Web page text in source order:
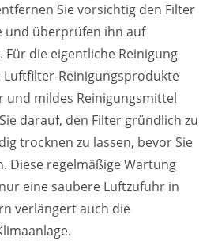
Sie vorsichtig den Filter
und überprüfen ihn auf
Für die eigentliche Reinigung
Luftfilter-Reinigungsprodukte
und mildes Reinigungsmittel
darauf, den Filter gründlich zu
trocknen zu lassen, bevor Sie
Diese regelmäßige Wartung
eine saubere Luftzufuhr in
verlängert auch die